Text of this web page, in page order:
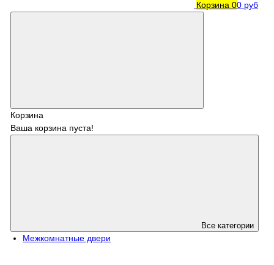
Корзина 00 руб
Корзина
Ваша корзина пуста!
Все категории
Межкомнатные двери